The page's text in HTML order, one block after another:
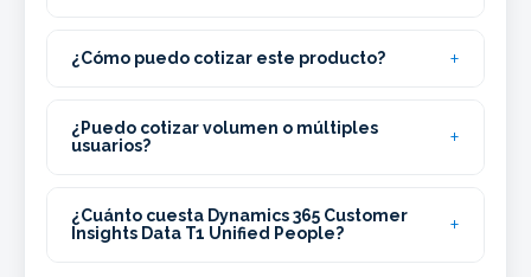
¿Cómo puedo cotizar este producto?
¿Puedo cotizar volumen o múltiples
usuarios?
¿Cuánto cuesta Dynamics 365 Customer
Insights Data T1 Unified People?